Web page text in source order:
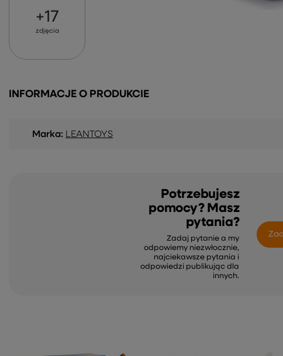
+17
zdjęcia
INFORMACJE O PRODUKCIE
Marka: LEANTOYS
Potrzebujesz
pomocy? Masz
pytania?
Zadaj pytanie a my
odpowiemy niezwłocznie,
najciekawsze pytania i
odpowiedzi publikując dla
innych.